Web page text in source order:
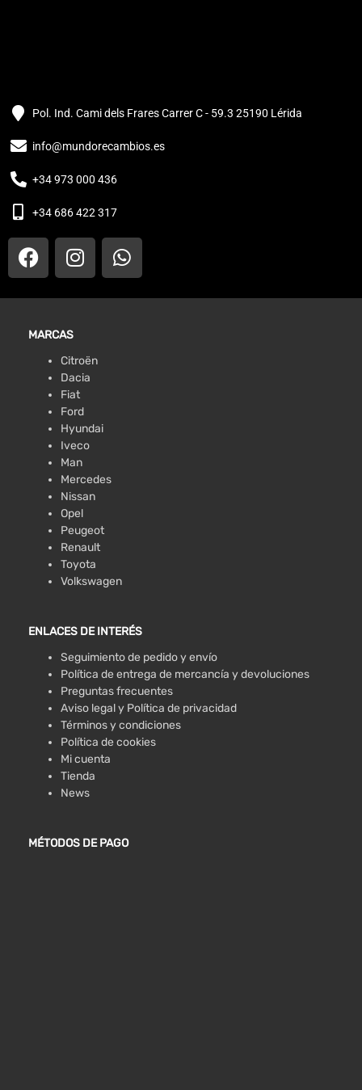
Pol. Ind. Cami dels Frares Carrer C - 59.3 25190 Lérida
info@mundorecambios.es
+34 973 000 436
+34 686 422 317
MARCAS
Citroën
Dacia
Fiat
Ford
Hyundai
Iveco
Man
Mercedes
Nissan
Opel
Peugeot
Renault
Toyota
Volkswagen
ENLACES DE INTERÉS
Seguimiento de pedido y envío
Política de entrega de mercancía y devoluciones
Preguntas frecuentes
Aviso legal y Política de privacidad
Términos y condiciones
Política de cookies
Mi cuenta
Tienda
News
MÉTODOS DE PAGO